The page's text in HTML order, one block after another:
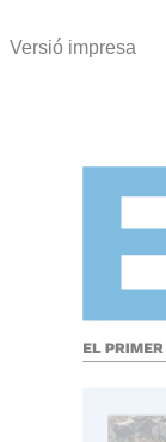
Versió impresa